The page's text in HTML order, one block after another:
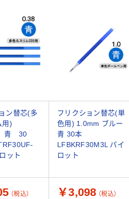
ン替芯(多
用)
青 30
ット
フリクション替芯(単
色用) 1.0mm ブルー
青 30本
LFBKRF30M3L パイ
ロット
（税込） ￥3,098 （税込）